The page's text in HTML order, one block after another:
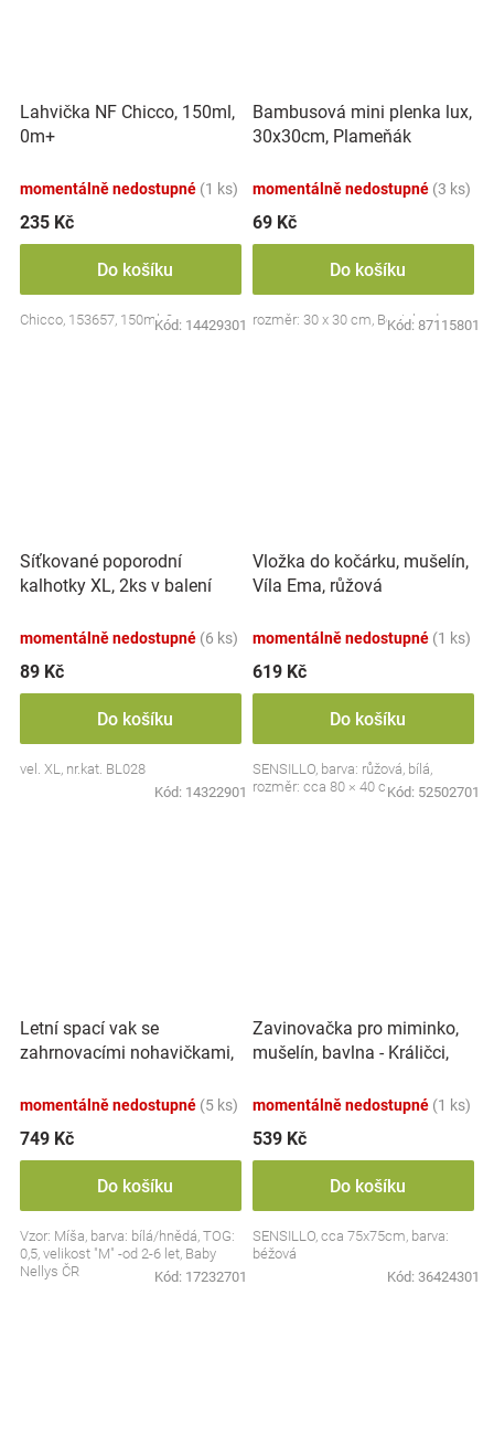
Lahvička NF Chicco, 150ml,
0m+
momentálně nedostupné (1 ks)
235 Kč
Do košíku
Chicco, 153657, 150ml, 0m+
Kód: 14429301
Bambusová mini plenka lux,
30x30cm, Plameňák
momentálně nedostupné (3 ks)
69 Kč
Do košíku
rozměr: 30 x 30 cm, Bocioland
Kód: 87115801
Síťkované poporodní
kalhotky XL, 2ks v balení
momentálně nedostupné (6 ks)
89 Kč
Do košíku
vel. XL, nr.kat. BL028
Kód: 14322901
Vložka do kočárku, mušelín,
Víla Ema, růžová
momentálně nedostupné (1 ks)
619 Kč
Do košíku
SENSILLO, barva: růžová, bílá,
rozměr: cca 80 × 40 cmKód: 52502701
Letní spací vak se
zahrnovacími nohavičkami,
potiskem, M
momentálně nedostupné (5 ks)
749 Kč
Do košíku
Vzor: Míša, barva: bílá/hnědá, TOG:
0,5, velikost "M" -od 2-6 let, Baby
Nellys ČR
Kód: 17232701
Zavinovačka pro miminko,
mušelín, bavlna - Králičci,
momentálně nedostupné (1 ks)
539 Kč
Do košíku
SENSILLO, cca 75x75cm, barva:
béžová
Kód: 36424301